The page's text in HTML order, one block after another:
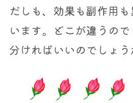
だしも、効果も副作用
います。どこが違うの
分ければいいのでしょう